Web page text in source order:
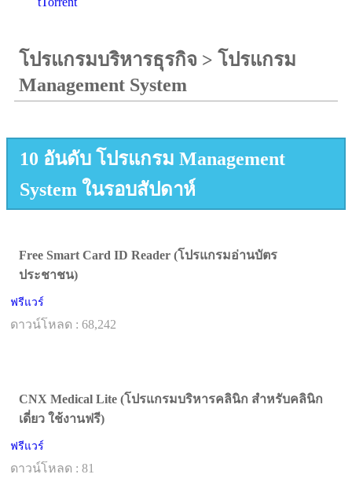
โปรแกรมบริหารธุรกิจ > โปรแกรม
Management System
10 อันดับ โปรแกรม Management
System ในรอบสัปดาห์
Free Smart Card ID Reader (โปรแกรมอ่านบัตร
ประชาชน)
ฟรีแวร์
ดาวน์โหลด : 68,242
CNX Medical Lite (โปรแกรมบริหารคลินิก สำหรับคลินิก
เดี่ยว ใช้งานฟรี)
ฟรีแวร์
ดาวน์โหลด : 81